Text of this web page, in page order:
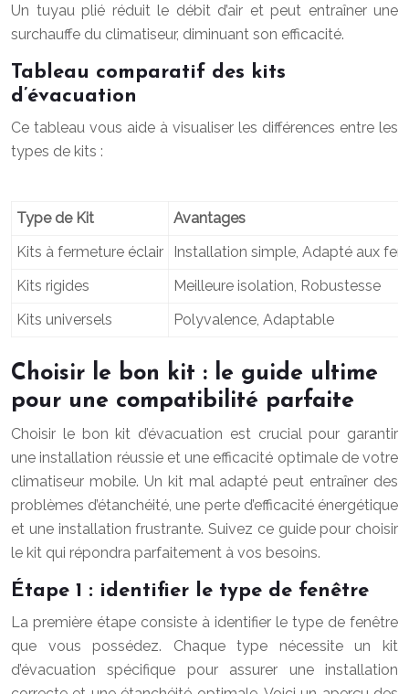
Un tuyau plié réduit le débit d’air et peut entraîner une
surchauffe du climatiseur, diminuant son efficacité.
Tableau comparatif des kits
d’évacuation
Ce tableau vous aide à visualiser les différences entre les
types de kits :
Type de Kit
Avantages
Kits à fermeture éclair
Installation simple, Adapté aux
Kits rigides
Meilleure isolation, Robustesse
Kits universels
Polyvalence, Adaptable
Choisir le bon kit : le guide ultime
pour une compatibilité parfaite
Choisir le bon kit d’évacuation est crucial pour garantir
une installation réussie et une efficacité optimale de votre
climatiseur mobile. Un kit mal adapté peut entraîner des
problèmes d’étanchéité, une perte d’efficacité énergétique
et une installation frustrante. Suivez ce guide pour choisir
le kit qui répondra parfaitement à vos besoins.
Étape 1 : identifier le type de fenêtre
La première étape consiste à identifier le type de fenêtre
que vous possédez. Chaque type nécessite un kit
d’évacuation spécifique pour assurer une installation